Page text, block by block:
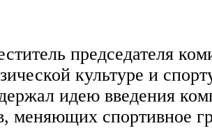
председателя
культуре и
идею введения
меняющих спортивное